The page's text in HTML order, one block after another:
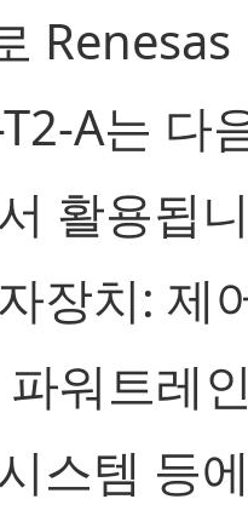
Renesas
A는 다
활용됩
장치: 제
파워트레
스템 등